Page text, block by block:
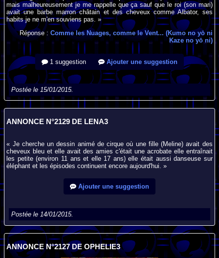
mais malheureusement je me rappelle que ça sauf que le roi (son mari)
avait une barbe marron châtain et des cheveux comme Albator, ses
habits je ne m'en souviens pas. »
Réponse : Comme les Nuages, comme le Vent... (Kumo no yō ni
Kaze no yō ni)
1 suggestion Ajouter une suggestion
Postée le 15/01/2015.
ANNONCE N°2129 DE LENA3
« Je cherche un dessin animé de cirque où une fille (Meline) avait des
cheveux bleu et elle avait des amies c'était une acrobate elle entraînait
les petite (environ 11 ans et elle 17 ans) elle était aussi danseuse sur
éléphant et les épisodes continuent encore aujourd'hui. »
Ajouter une suggestion
Postée le 14/01/2015.
ANNONCE N°2127 DE OPHELIE3